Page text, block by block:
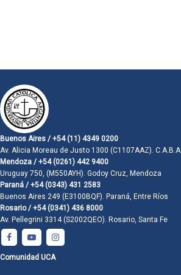
Buenos Aires / +54 (11) 4349 0200
Av. Alicia Moreau de Justo 1300 (C1107AAZ). C.A.B.A.
Mendoza / +54 (0261) 442 9400
Uruguay 750, (M550AYH). Godoy Cruz, Mendoza
Paraná / +54 (0343) 431 2583
Buenos Aires 249 (E3100BQF). Paraná, Entre Ríos
Rosario / +54 (0341) 436 8000
Av. Pellegrini 3314 (S2002QEO). Rosario, Santa Fe
Comunidad UCA